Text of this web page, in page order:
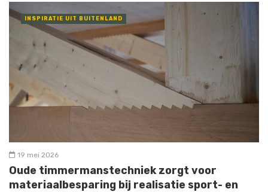
INSPIRATIE UIT BUITENLAND
19 mei 2026
Oude timmermanstechniek zorgt voor
materiaalbesparing bij realisatie sport- en